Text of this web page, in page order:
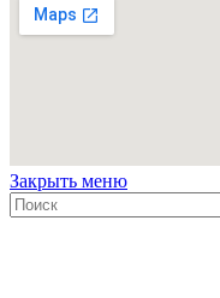
Закрыть меню